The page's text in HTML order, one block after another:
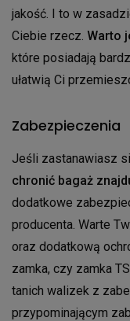
jakość. I to w
Ciebie rzecz. Warto
które posiadają
ułatwią Ci
Zabezpieczenia
Jeśli zastanawiasz
chronić bagaż
dodatkowe
producenta. Warte
oraz dodatkową
zamka, czy zamka
tanich walizek z
przypominającym